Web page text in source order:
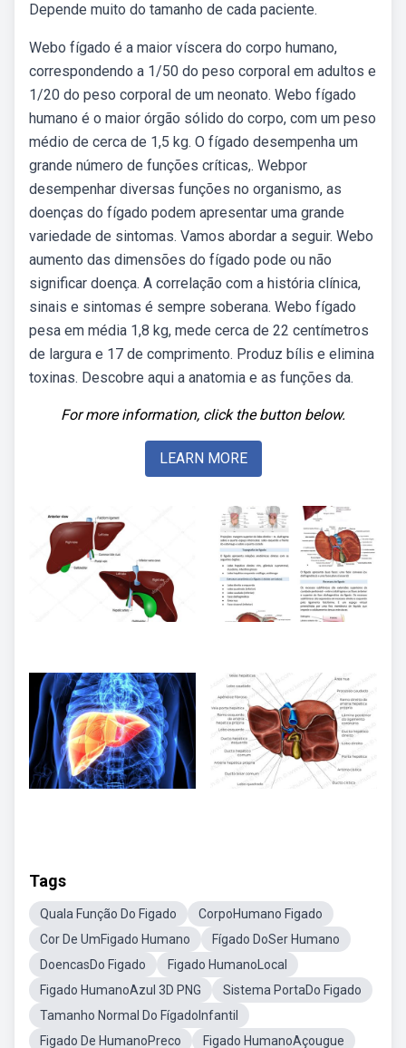
Depende muito do tamanho de cada paciente.
Webo fígado é a maior víscera do corpo humano,
correspondendo a 1/50 do peso corporal em adultos e
1/20 do peso corporal de um neonato. Webo fígado
humano é o maior órgão sólido do corpo, com um peso
médio de cerca de 1,5 kg. O fígado desempenha um
grande número de funções críticas,. Webpor
desempenhar diversas funções no organismo, as
doenças do fígado podem apresentar uma grande
variedade de sintomas. Vamos abordar a seguir. Webo
aumento das dimensões do fígado pode ou não
significar doença. A correlação com a história clínica,
sinais e sintomas é sempre soberana. Webo fígado
pesa em média 1,8 kg, mede cerca de 22 centímetros
de largura e 17 de comprimento. Produz bílis e elimina
toxinas. Descobre aqui a anatomia e as funções da.
For more information, click the button below.
LEARN MORE
Tags
Quala Função Do Figado
CorpoHumano Figado
Cor De UmFigado Humano
Fígado DoSer Humano
DoencasDo Figado
Figado HumanoLocal
Figado HumanoAzul 3D PNG
Sistema PortaDo Figado
Tamanho Normal Do FígadoInfantil
Figado De HumanoPreco
Figado HumanoAçougue